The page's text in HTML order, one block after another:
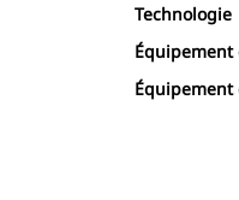
Technologie
Équipement
Équipement